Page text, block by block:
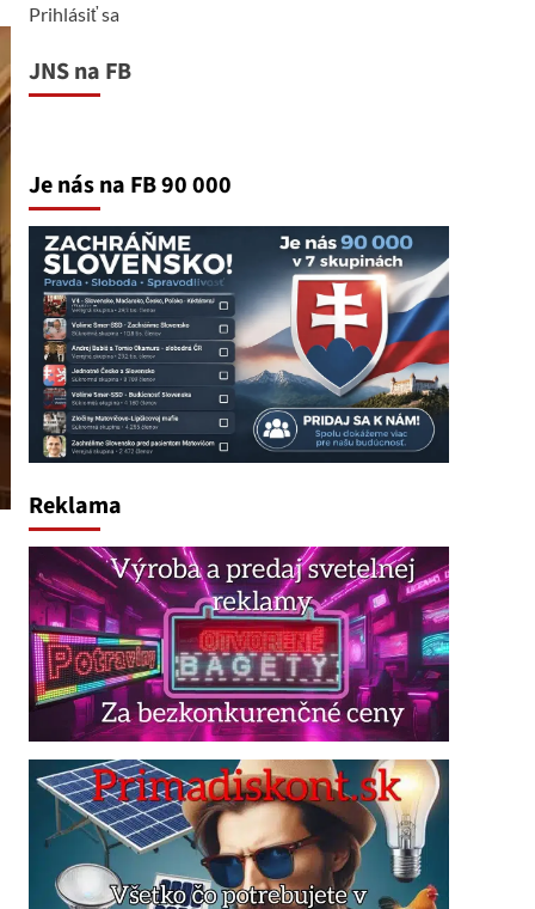
Prihlásiť sa
JNS na FB
Je nás na FB 90 000
Reklama